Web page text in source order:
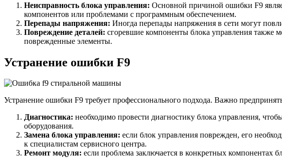
Неисправность блока управления: Основной причиной ошибки F9
компонентов или проблемами с программным обеспечением.
Перепады напряжения: Иногда перепады напряжения в сети могут
Повреждение деталей: сгоревшие компоненты блока управления также
поврежденные элементы.
Устранение ошибки F9
Устранение ошибки F9 требует профессионального подхода. Важно
Диагностика: необходимо провести диагностику блока управления,
оборудования.
Замена блока управления: если блок управления поврежден, его
к специалистам сервисного центра.
Ремонт модуля: если проблема заключается в конкретных компонентах